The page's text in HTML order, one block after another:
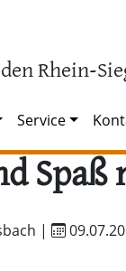
Rhein-
Service
Spaß
|